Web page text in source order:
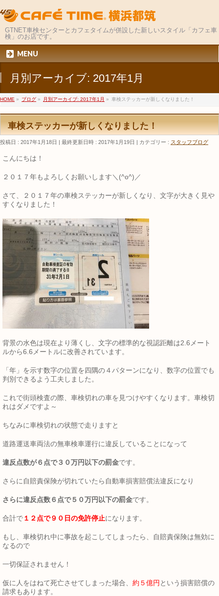
GTNET車検センターとカフェタイムが併設した新しいスタイル「カフェ車
検」のお店です。
MENU
月別アーカイブ: 2017年1月
HOME » ブログ » 月別アーカイブ: 2017年1月 » 車検ステッカーが新しくなりました！
車検ステッカーが新しくなりました！
投稿日 : 2017年1月18日 最終更新日時 : 2017年1月19日 カテゴリー : スタッフブログ
こんにちは！
２０１７年もよろしくお願いします＼(^o^)／
さて、２０１７年の車検ステッカーが新しくなり、文字が大きく見や
すくなりました！
背景の水色は現在より薄くし、文字の標準的な視認距離は2.6メート
ルから6.6メートルに改善されています。
「年」を示す数字の位置を四隅の４パターンになり、数字の位置でも
判別できるよう工夫しました。
これで街頭検査の際、車検切れの車を見つけやすくなります。車検切
れはダメですよ～
ちなみに車検切れの状態で走りますと
道路運送車両法の無車検車運行に違反していることになって
違反点数が６点で３０万円以下の罰金です。
さらに自賠責保険が切れていたら自動車損害賠償法違反になり
さらに違反点数６点で５０万円以下の罰金です。
合計で１２点で９０日の免許停止になります。
もし、車検切れ中に事故を起こしてしまったら、自賠責保険は無効に
なるので
一切保証されません！
仮に人をはねて死亡させてしまった場合、 約５億円 という損害賠償の
請求もあります。